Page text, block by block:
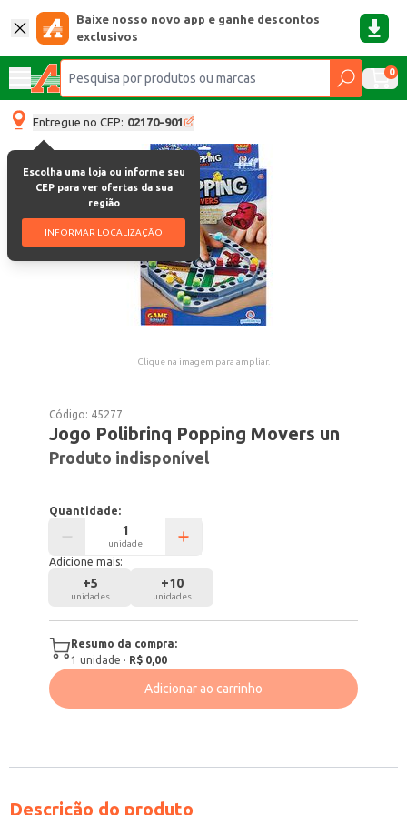
Baixe nosso novo app e ganhe descontos
exclusivos
0
Entregue no CEP: 02170-901
Escolha uma loja ou informe seu
CEP para ver ofertas da sua
região
INFORMAR LOCALIZAÇÃO
Clique na imagem para ampliar.
Código: 45277
Jogo Polibrinq Popping Movers un
Produto indisponível
Quantidade:
unidade
Adicione mais:
+5
unidades
+10
unidades
Resumo da compra:
1 unidade · R$ 0,00
Adicionar ao carrinho
Descrição do produto